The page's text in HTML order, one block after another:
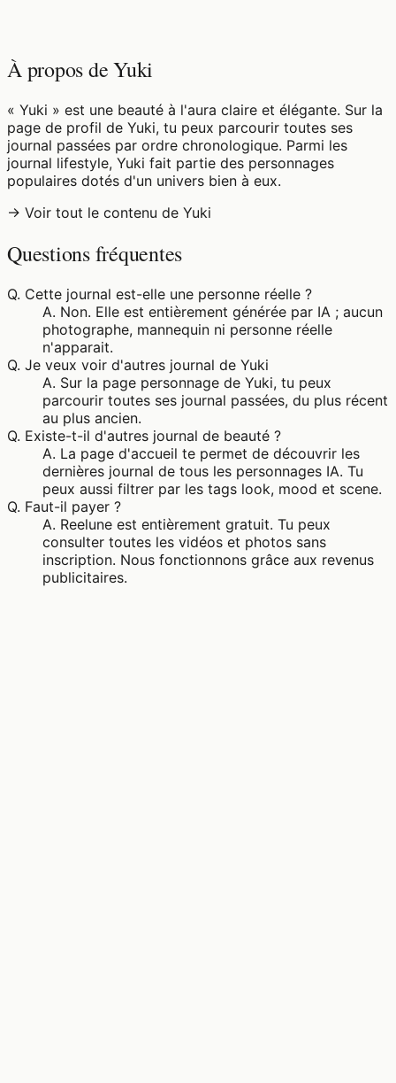
À propos de Yuki
« Yuki » est une beauté à l'aura claire et élégante. Sur la
page de profil de Yuki, tu peux parcourir toutes ses
journal passées par ordre chronologique. Parmi les
journal lifestyle, Yuki fait partie des personnages
populaires dotés d'un univers bien à eux.
→ Voir tout le contenu de Yuki
Questions fréquentes
Q. Cette journal est-elle une personne réelle ?
A. Non. Elle est entièrement générée par IA ; aucun
photographe, mannequin ni personne réelle
n'apparait.
Q. Je veux voir d'autres journal de Yuki
A. Sur la page personnage de Yuki, tu peux
parcourir toutes ses journal passées, du plus récent
au plus ancien.
Q. Existe-t-il d'autres journal de beauté ?
A. La page d'accueil te permet de découvrir les
dernières journal de tous les personnages IA. Tu
peux aussi filtrer par les tags look, mood et scene.
Q. Faut-il payer ?
A. Reelune est entièrement gratuit. Tu peux
consulter toutes les vidéos et photos sans
inscription. Nous fonctionnons grâce aux revenus
publicitaires.